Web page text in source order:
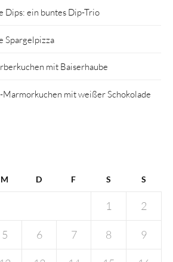
Dips: ein buntes Dip-Trio
Spargelpizza
mit Baiserhaube
mit weißer Schokolade
M D F S S
1 2
5 6 7 8 9